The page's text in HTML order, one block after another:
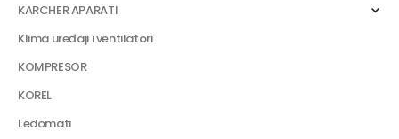
KARCHER APARATI
Klima uređaji i ventilatori
KOMPRESOR
KOREL
Ledomati